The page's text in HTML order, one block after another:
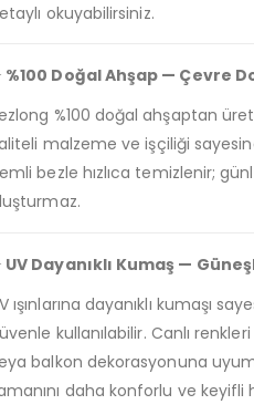
okuyabilirsiniz.
%100 Doğal Ahşap — Çevre
%100 doğal ahşaptan
malzeme ve işçiliği
bezle hızlıca temizlenir;
UV Dayanıklı Kumaş —
ışınlarına dayanıklı kumaşı
kullanılabilir. Canlı
balkon dekorasyonuna
daha konforlu ve keyifli